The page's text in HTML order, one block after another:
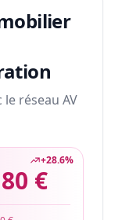
réseau AV
+28.6%
€